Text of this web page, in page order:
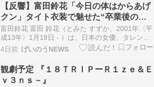
【反響】富田鈴花「今日の体はからあげ
クン」タイト衣装で魅せた“卒業後の変
化”
富田鈴花 富田 鈴花（とみた すずか、2001年〈平
成13年〉1月18日 - ）は、日本の女優、タレント
であり、女性アイドルグループ・日向坂46の元メ
ンバーである。神奈川県出身。TRUSTAR所属。
「スーパーフォーミュラ広報大使」、「ABEMA
モータースポーツアンバサダー」と…
4日前 げいのうNEWS
観劇予定 『１８ＴＲＩＰーＲ１ｚｅ＆Ｅ
ｖ３ｎｓ－』